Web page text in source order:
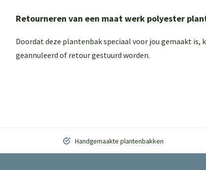
Retourneren van een maat werk polyester
Doordat deze plantenbak speciaal voor jou gemaakt is,
geannuleerd of retour gestuurd worden.
Handgemaakte plantenbakken